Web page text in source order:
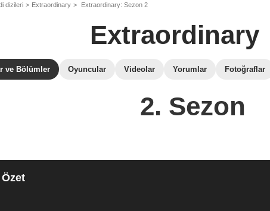
dizileri Extraordinary Extraordinary: Sezon 2
Extraordinary
ve Bölümler Oyuncular Videolar Yorumlar Fotoğraflar
2. Sezon
Özet